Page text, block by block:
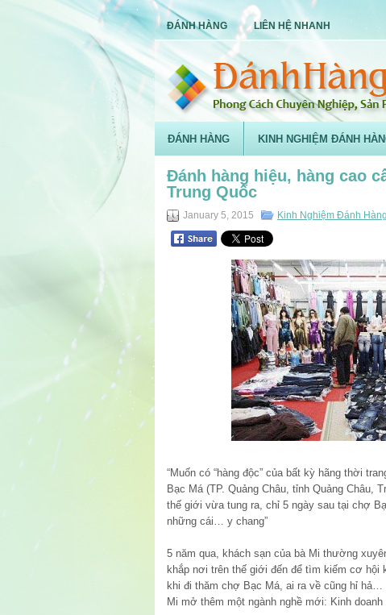
ĐÁNH HÀNG LIÊN HỆ NHANH
ĐÁNH HÀNG KINH NGHIỆM ĐÁNH
Đánh hàng hiệu, hàng cao
Trung Quốc
January 5, 2015 Kinh Nghiệm Đánh Hàng
“Muốn có “hàng độc” của bất kỳ hãng thời
Bạc Má (TP. Quảng Châu, tỉnh Quảng Châu,
thế giới vừa tung ra, chỉ 5 ngày sau tại chợ
những cái… y chang”
5 năm qua, khách sạn của bà Mi thường
khắp nơi trên thế giới đến để tìm kiếm cơ hội
khi đi thăm chợ Bạc Má, ai ra về cũng hỉ hả…
Mi mở thêm một ngành nghề mới: Kinh